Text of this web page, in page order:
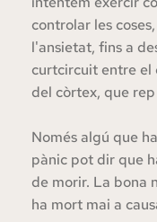
controlar les
l'ansietat, fins a
curtcircuit entre el
del còrtex, que
Només algú que
pànic pot dir que
de morir. La bona
ha mort mai a